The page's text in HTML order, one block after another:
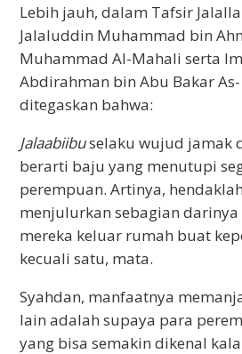
Lebih jauh, dalam Tafsir
Jalaluddin Muhammad bin
Muhammad Al-Mahali serta
Abdirahman bin Abu Bakar
ditegaskan bahwa:
Jalaabiibuselaku wujud jamak
berarti baju yang menutupi
perempuan. Artinya,
menjulurkan sebagian
mereka keluar rumah buat
kecuali satu, mata.
Syahdan, manfaatnya
lain adalah supaya para
yang bisa semakin dikenal